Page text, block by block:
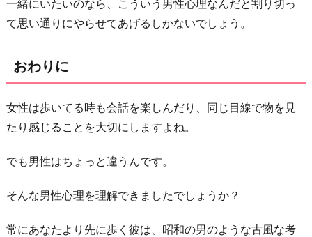
一緒にいたいのなら、こういう男性心理なんだと割り切っ
て思い通りにやらせてあげるしかないでしょう。
おわりに
女性は歩いてる時も会話を楽しんだり、同じ目線で物を見
たり感じることを大切にしますよね。
でも男性はちょっと違うんです。
そんな男性心理を理解できましたでしょうか？
常にあなたより先に歩く彼は、昭和の男のような古風な考